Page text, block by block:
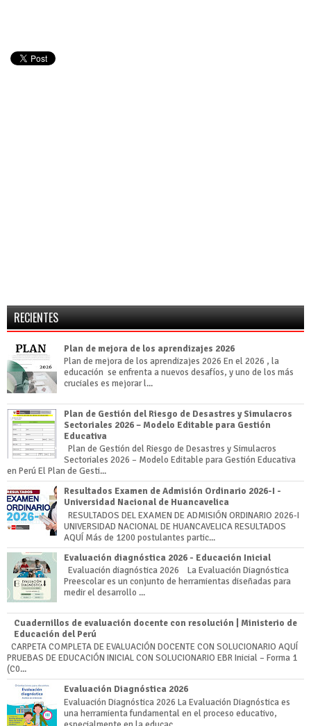
RECIENTES
Plan de mejora de los aprendizajes 2026
Plan de mejora de los aprendizajes 2026 En el 2026 , la
educación se enfrenta a nuevos desafíos, y uno de los más
cruciales es mejorar l...
Plan de Gestión del Riesgo de Desastres y Simulacros
Sectoriales 2026 – Modelo Editable para Gestión
Educativa
Plan de Gestión del Riesgo de Desastres y Simulacros
Sectoriales 2026 – Modelo Editable para Gestión Educativa
en Perú El Plan de Gesti...
Resultados Examen de Admisión Ordinario 2026-I -
Universidad Nacional de Huancavelica
RESULTADOS DEL EXAMEN DE ADMISIÓN ORDINARIO 2026-I
UNIVERSIDAD NACIONAL DE HUANCAVELICA RESULTADOS
AQUÍ Más de 1200 postulantes partic...
Evaluación diagnóstica 2026 - Educación Inicial
Evaluación diagnóstica 2026 La Evaluación Diagnóstica
Preescolar es un conjunto de herramientas diseñadas para
medir el desarrollo ...
Cuadernillos de evaluación docente con resolución | Ministerio de
Educación del Perú
CARPETA COMPLETA DE EVALUACIÓN DOCENTE CON SOLUCIONARIO AQUÍ
PRUEBAS DE EDUCACIÓN INICIAL CON SOLUCIONARIO EBR Inicial – Forma 1
(C0...
Evaluación Diagnóstica 2026
Evaluación Diagnóstica 2026 La Evaluación Diagnóstica es
una herramienta fundamental en el proceso educativo,